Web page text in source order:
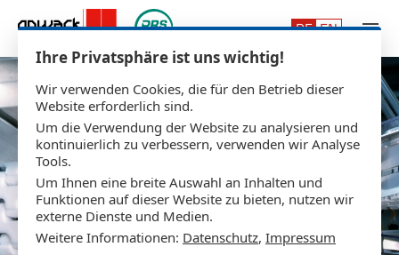
Ihre Privatsphäre ist uns wichtig!
Wir verwenden Cookies, die für den Betrieb dieser
Website erforderlich sind.
Um die Verwendung der Website zu analysieren und
kontinuierlich zu verbessern, verwenden wir Analyse
Tools.
Um Ihnen eine breite Auswahl an Inhalten und
Funktionen auf dieser Website zu bieten, nutzen wir
externe Dienste und Medien.
Weitere Informationen: Datenschutz, Impressum